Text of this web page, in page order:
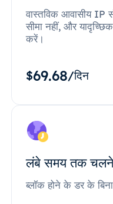
वास्तविक आवासीय
सीमा नहीं, और
करें।
$69.68/दिन
लंबे समय तक चलने
ब्लॉक होने के डर के